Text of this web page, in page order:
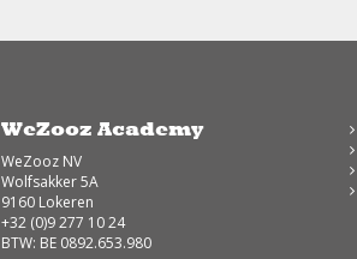
WeZooz Academy
WeZooz NV
Wolfsakker 5A
9160 Lokeren
+32 (0)9 277 10 24
BTW: BE 0892.653.980